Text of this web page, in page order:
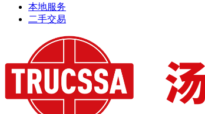
本地服务
二手交易